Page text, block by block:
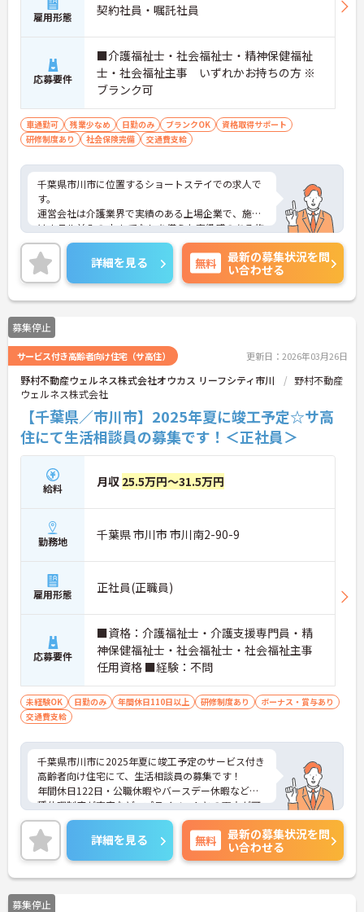
雇用形態 契約社員・嘱託社員
応募要件
■介護福祉士・社会福祉士・精神保健福祉
士・社会福祉主事 いずれかお持ちの方 ※
ブランク可
車通勤可 残業少なめ 日勤のみ ブランクOK
資格取得サポート
研修制度あり
社会保険完備 交通費支給
千葉県市川市に位置するショートステイでの求人で
す。
運営会社は介護業界で実績のある上場企業で、施設
はホテル並みの おもてなしを備えた高級感のある施
設です。
全従業員がスキルUP出来る研修制度を設けていま
す！
ご興味ある方には、面接対策ポイントなど、さらに
詳細をお話しいたしますのでお気軽にご相談くださ
い！
詳細を見る 無料
最新の募集状況を問
い合わせる
募集停止
サービス付き高齢者向け住宅（サ高住） 更新日：2026年03月26日
野村不動産ウェルネス株式会社オウカス リーフシティ市川
野村不動産
ウェルネス株式会社
【千葉県／市川市】2025年夏に竣工予定☆サ高
住にて生活相談員の募集です！＜正社員＞
給料 月収 25.5万円～31.5万円
勤務地 千葉県 市川市 市川南2-90-9
雇用形態 正社員(正職員)
応募要件
■資格：介護福祉士・介護支援専門員・精
神保健福祉士・社会福祉士・社会福祉主事
任用資格 ■経験：不問
未経験OK 日勤のみ 年間休日110日以上 研修制度あり
ボーナス・賞与あり
交通費支給
千葉県市川市に2025年夏に竣工予定のサービス付き
高齢者向け住宅にて、生活相談員の募集です！
年間休日122日・公職休暇やバースデー休暇など各
種休暇制度が充実など、プライベートとの両立が可
能です。
ご興味のある方には、面接対策ポイントなど、さら
に詳細をご案内しますのでお気軽にご相談くださ
い！
詳細を見る 無料
最新の募集状況を問
い合わせる
募集停止